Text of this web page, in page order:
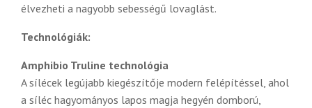
élvezheti a nagyobb sebességű lovaglást.
Technológiák:
Amphibio Truline technológia
A sílécek legújabb kiegészítője modern felépítéssel, ahol
a síléc hagyományos lapos magja hegyén domború,